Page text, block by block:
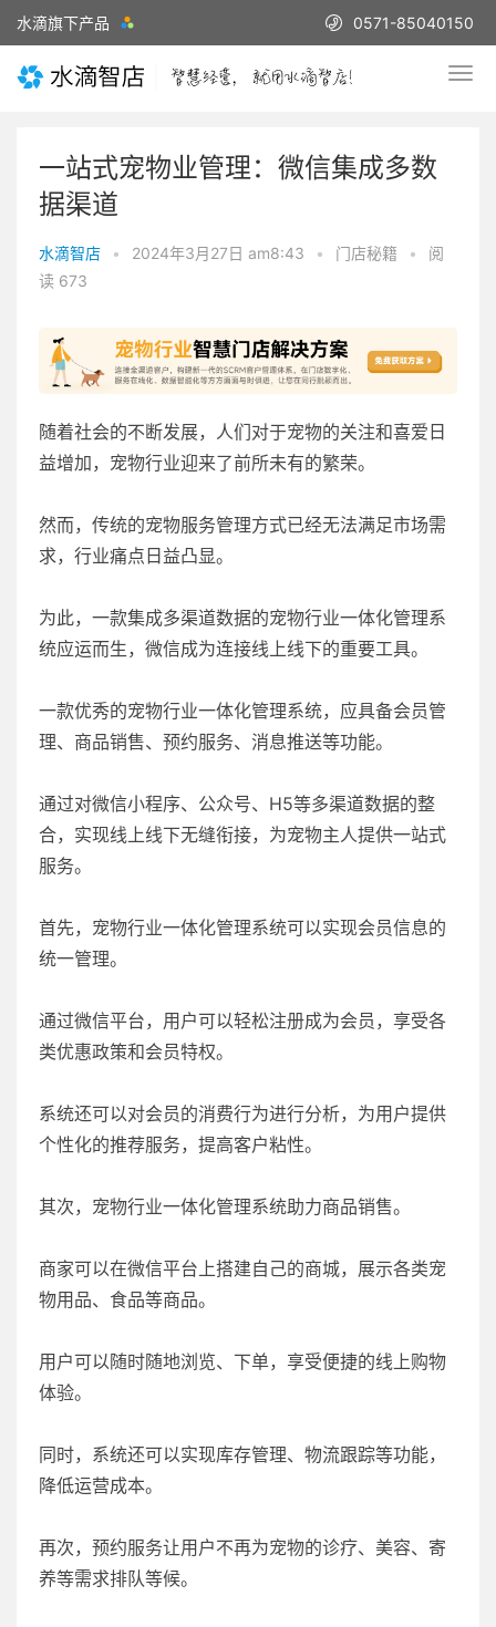
水滴旗下产品 0571-85040150
一站式宠物业管理：微信集成多数
据渠道
水滴智店 • 2024年3月27日 am8:43 • 门店秘籍 •
阅
读 673
随着社会的不断发展，人们对于宠物的关注和喜爱日
益增加，宠物行业迎来了前所未有的繁荣。
然而，传统的宠物服务管理方式已经无法满足市场需
求，行业痛点日益凸显。
为此，一款集成多渠道数据的宠物行业一体化管理系
统应运而生，微信成为连接线上线下的重要工具。
一款优秀的宠物行业一体化管理系统，应具备会员管
理、商品销售、预约服务、消息推送等功能。
通过对微信小程序、公众号、H5等多渠道数据的整
合，实现线上线下无缝衔接，为宠物主人提供一站式
服务。
首先，宠物行业一体化管理系统可以实现会员信息的
统一管理。
通过微信平台，用户可以轻松注册成为会员，享受各
类优惠政策和会员特权。
系统还可以对会员的消费行为进行分析，为用户提供
个性化的推荐服务，提高客户粘性。
其次，宠物行业一体化管理系统助力商品销售。
商家可以在微信平台上搭建自己的商城，展示各类宠
物用品、食品等商品。
用户可以随时随地浏览、下单，享受便捷的线上购物
体验。
同时，系统还可以实现库存管理、物流跟踪等功能，
降低运营成本。
再次，预约服务让用户不再为宠物的诊疗、美容、寄
养等需求排队等候。